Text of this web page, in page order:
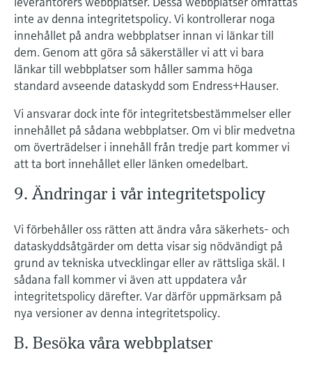
inte av denna integritetspolicy. Vi kontrollerar noga
innehållet på andra webbplatser innan vi länkar till
dem. Genom att göra så säkerställer vi att vi bara
länkar till webbplatser som håller samma höga
standard avseende dataskydd som Endress+Hauser.
Vi ansvarar dock inte för integritetsbestämmelser eller
innehållet på sådana webbplatser. Om vi blir medvetna
om överträdelser i innehåll från tredje part kommer vi
att ta bort innehållet eller länken omedelbart.
9. Ändringar i vår integritetspolicy
Vi förbehåller oss rätten att ändra våra säkerhets- och
dataskyddsåtgärder om detta visar sig nödvändigt på
grund av tekniska utvecklingar eller av rättsliga skäl. I
sådana fall kommer vi även att uppdatera vår
integritetspolicy därefter. Var därför uppmärksam på
nya versioner av denna integritetspolicy.
B. Besöka våra webbplatser